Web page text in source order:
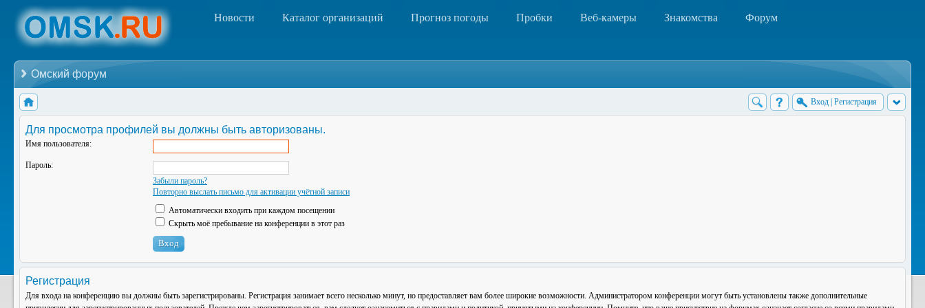
Новости Каталог организаций Прогноз погоды Пробки Веб-камеры Знакомства Форум
Омский форум
Вход Регистрация
Для просмотра профилей вы должны быть авторизованы.
Имя пользователя:
Пароль:
Забыли пароль?
Повторно выслать письмо для активации учётной записи
Автоматически входить при каждом посещении
Скрыть моё пребывание на конференции в этот раз
Регистрация
Для входа на конференцию вы должны быть зарегистрированы. Регистрация занимает всего несколько минут, но предоставляет вам более широкие возможности. Администратором конференции могут быть установлены также дополнительные